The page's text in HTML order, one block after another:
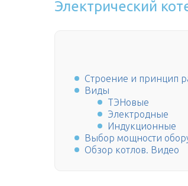
Электрический
Строение и принцип
Виды
ТЭНовые
Электродные
Индукционные
Выбор мощности
Обзор котлов. Видео